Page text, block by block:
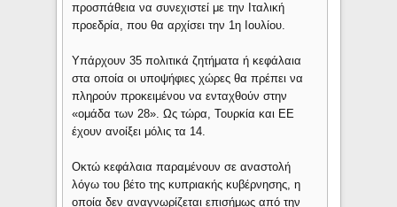
προσπάθεια να συνεχιστεί με την Ιταλική
προεδρία, που θα αρχίσει την 1η Ιουλίου.
Υπάρχουν 35 πολιτικά ζητήματα ή κεφάλαια
στα οποία οι υποψήφιες χώρες θα πρέπει να
πληρούν προκειμένου να ενταχθούν στην
«ομάδα των 28». Ως τώρα, Τουρκία και ΕΕ
έχουν ανοίξει μόλις τα 14.
Οκτώ κεφάλαια παραμένουν σε αναστολή
λόγω του βέτο της κυπριακής κυβέρνησης, η
οποία δεν αναγνωρίζεται επισήμως από την